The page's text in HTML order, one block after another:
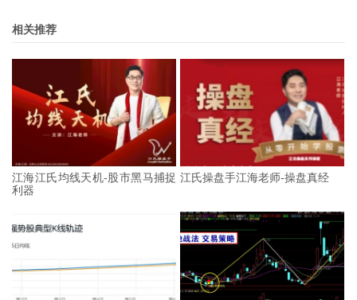
相关推荐
江海江氏均线天机-股市黑马捕捉
利器
江氏操盘手江海老师-操盘真经